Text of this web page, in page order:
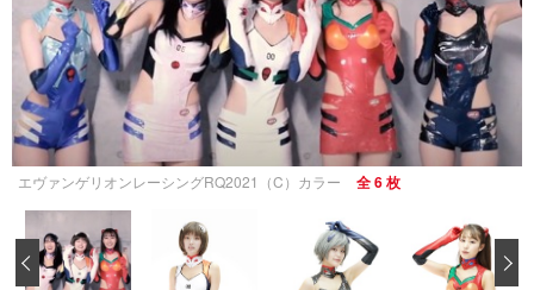
エヴァンゲリオンレーシングRQ2021（C）カラー 全 6 枚
‹